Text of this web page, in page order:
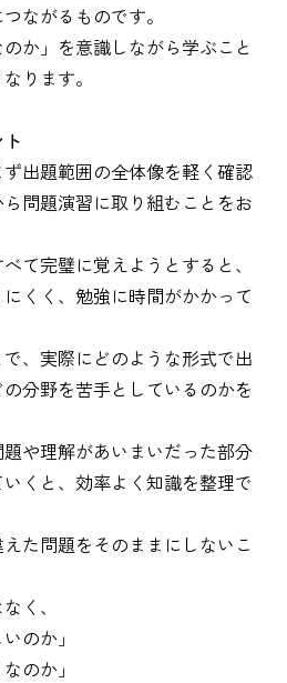
ながるものです。
か」を意識しながら学ぶこと
ります。
出題範囲の全体像を軽く確認
問題演習に取り組むことをお
て完璧に覚えようとすると、
くく、勉強に時間がかかって
、実際にどのような形式で出
分野を苦手としているのかを
や理解があいまいだった部分
くと、効率よく知識を整理で
た問題をそのままにしないこ
く、
のか」
のか」